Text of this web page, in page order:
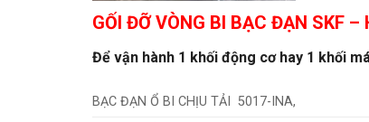
GỐI ĐỠ VÒNG BI BẠC ĐẠN SKF –
Để vận hành 1 khối động cơ hay 1 khối
BẠC ĐẠN Ổ BI CHỊU TẢI 5017-INA,